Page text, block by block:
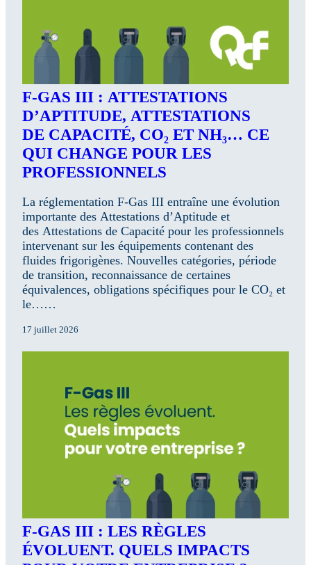
F-GAS III : ATTESTATIONS
D’APTITUDE, ATTESTATIONS
DE CAPACITÉ, CO₂ ET NH₃… CE
QUI CHANGE POUR LES
PROFESSIONNELS
La réglementation F-Gas III entraîne une évolution
importante des Attestations d’Aptitude et
des Attestations de Capacité pour les professionnels
intervenant sur les équipements contenant des
fluides frigorigènes. Nouvelles catégories, période
de transition, reconnaissance de certaines
équivalences, obligations spécifiques pour le CO₂ et
le……
17 juillet 2026
F-GAS III : LES RÈGLES
ÉVOLUENT. QUELS IMPACTS